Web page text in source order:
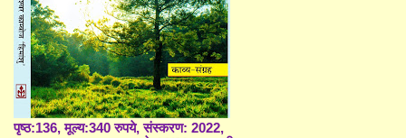
पृष्ठ:136, मूल्य:340 रुपये, संस्करण: 2022,